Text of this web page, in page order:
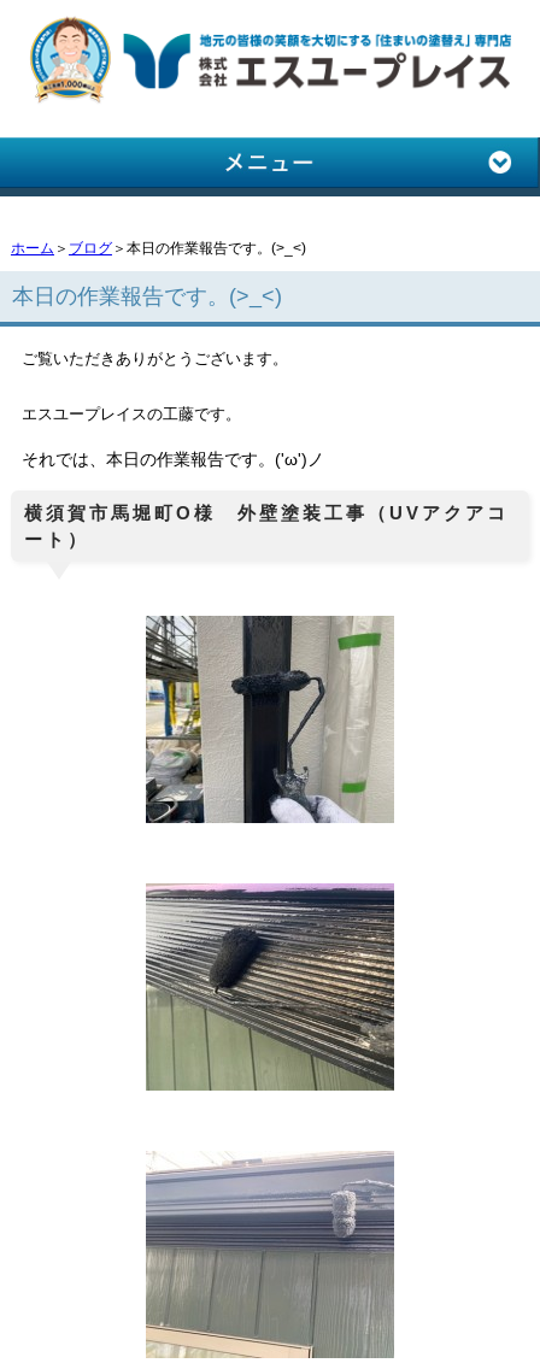
ホーム ＞ ブログ＞本日の作業報告です。(>_<)
本日の作業報告です。(>_<)
ご覧いただきありがとうございます。
エスユープレイスの工藤です。
それでは、本日の作業報告です。('ω')ノ
横須賀市馬堀町O様 外壁塗装工事（UVアクアコ
ート）